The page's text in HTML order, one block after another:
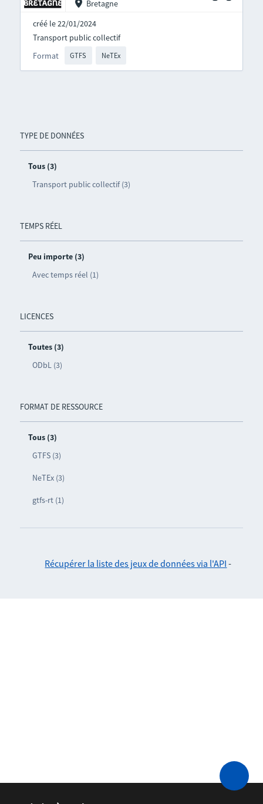
TYPE DE DONNÉES
Tous (3)
Transport public collectif (3)
TEMPS RÉEL
Peu importe (3)
Avec temps réel (1)
LICENCES
Toutes (3)
ODbL (3)
FORMAT DE RESSOURCE
Tous (3)
GTFS (3)
NeTEx (3)
gtfs-rt (1)
Bretagne
créé le 22/01/2024
Format GTFS NeTEx
Transport public collectif
Récupérer la liste des jeux de données via l'API -